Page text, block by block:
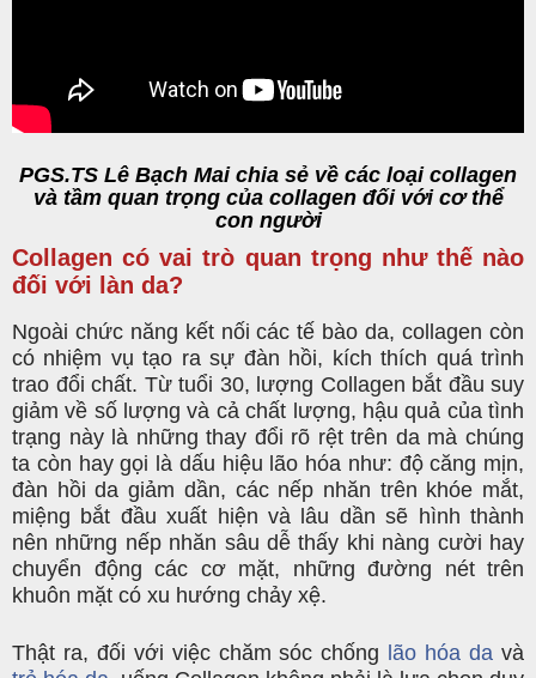
PGS.TS Lê Bạch Mai chia sẻ về các loại collagen
và tầm quan trọng của collagen đối với cơ thể
con người
Collagen có vai trò quan trọng như thế nào
đối với làn da?
Ngoài chức năng kết nối các tế bào da, collagen còn
có nhiệm vụ tạo ra sự đàn hồi, kích thích quá trình
trao đổi chất. Từ tuổi 30, lượng Collagen bắt đầu suy
giảm về số lượng và cả chất lượng, hậu quả của tình
trạng này là những thay đổi rõ rệt trên da mà chúng
ta còn hay gọi là dấu hiệu lão hóa như: độ căng mịn,
đàn hồi da giảm dần, các nếp nhăn trên khóe mắt,
miệng bắt đầu xuất hiện và lâu dần sẽ hình thành
nên những nếp nhăn sâu dễ thấy khi nàng cười hay
chuyển động các cơ mặt, những đường nét trên
khuôn mặt có xu hướng chảy xệ.
Thật ra, đối với việc chăm sóc chống lão hóa da và